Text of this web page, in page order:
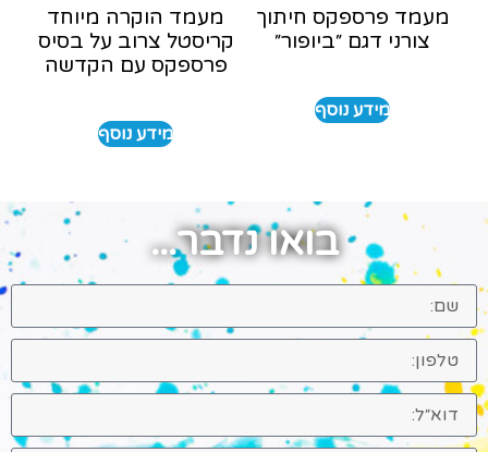
מעמד פרספקס חיתוך
צורני דגם ״ביופור״
מידע נוסף
מעמד הוקרה מיוחד
קריסטל צרוב על בסיס
פרספקס עם הקדשה
מידע נוסף
בואו נדבר...